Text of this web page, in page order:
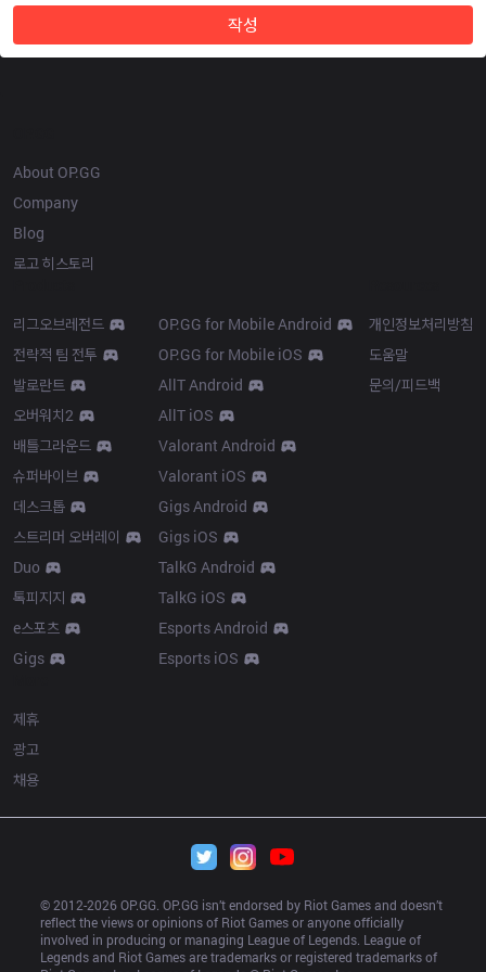
작성
About OP.GG
Company
Blog
로고 히스토리
리그오브레전드
전략적 팀 전투
발로란트
오버워치2
배틀그라운드
슈퍼바이브
데스크톱
스트리머 오버레이
Duo
톡피지지
e스포츠
Gigs
OP.GG for Mobile Android
OP.GG for Mobile iOS
AllT Android
AllT iOS
Valorant Android
Valorant iOS
Gigs Android
Gigs iOS
TalkG Android
TalkG iOS
Esports Android
Esports iOS
개인정보처리방침
도움말
문의/피드백
제휴
광고
채용
© 2012-2026 OP.GG. OP.GG isn’t endorsed by Riot Games and doesn’t
reflect the views or opinions of Riot Games or anyone officially
involved in producing or managing League of Legends. League of
Legends and Riot Games are trademarks or registered trademarks of